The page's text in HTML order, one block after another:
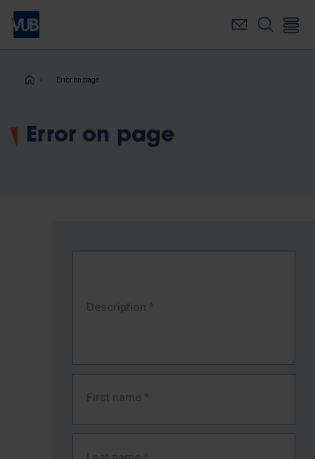
Skip
main
Breadcrumb
Error on page
Error on page
Description *
First name *